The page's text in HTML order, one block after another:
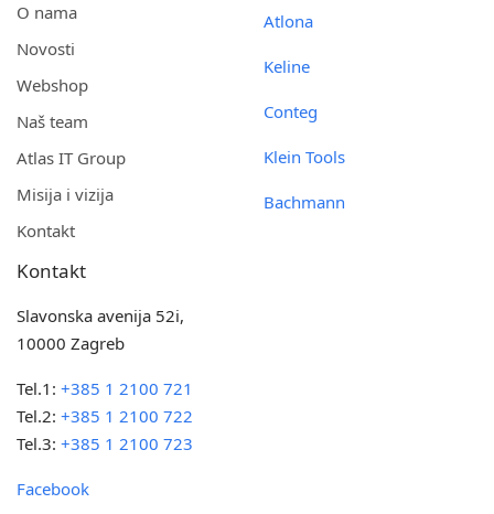
O nama
Novosti
Webshop
Naš team
Atlas IT Group
Misija i vizija
Kontakt
Atlona
Keline
Conteg
Klein Tools
Bachmann
Kontakt
Slavonska avenija 52i,
10000 Zagreb
Tel.1:+385 1 2100 721
Tel.2:+385 1 2100 722
Tel.3:+385 1 2100 723
Facebook